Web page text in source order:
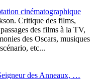
cinématographique
Critique des films,
des films à la TV,
des Oscars, musiques
etc...
des Anneaux, …